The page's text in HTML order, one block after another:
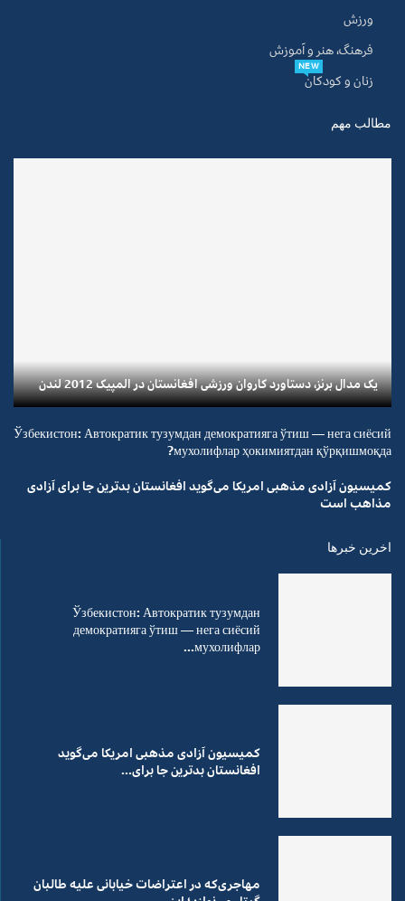
ورزش
فرهنگ، هنر و آموزش
زنان و کودکان
NEW
مطالب مهم
یک مدال برنز، دستاورد کاروان ورزشی افغانستان در المپیک 2012 لندن
Ўзбекистон: Автократик тузумдан демократияга ўтиш — нега сиёсий
мухолифлар ҳокимиятдан қўрқишмоқда?
کمیسیون آزادی مذهبی امریکا می‌گوید افغانستان بدترین جا برای آزادی
مذاهب است
اخرین خبرها
Ўзбекистон: Автократик тузумдан
демократияга ўтиш — нега сиёсий
мухолифлар...
کمیسیون آزادی مذهبی امریکا می‌گوید
افغانستان بدترین جا برای...
مهاجری‌که در اعتراضات خیابانی علیه طالبان